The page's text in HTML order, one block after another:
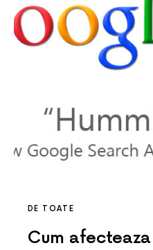
DE TOATE
Cum